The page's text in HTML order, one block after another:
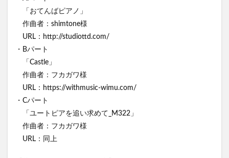
「おてんばピアノ」
作曲者：shimtone様
URL：http://studiottd.com/
・Bパート
「Castle」
作曲者：フカガワ様
URL：https://withmusic-wimu.com/
・Cパート
「ユートピアを追い求めて_M322」
作曲者：フカガワ様
URL：同上